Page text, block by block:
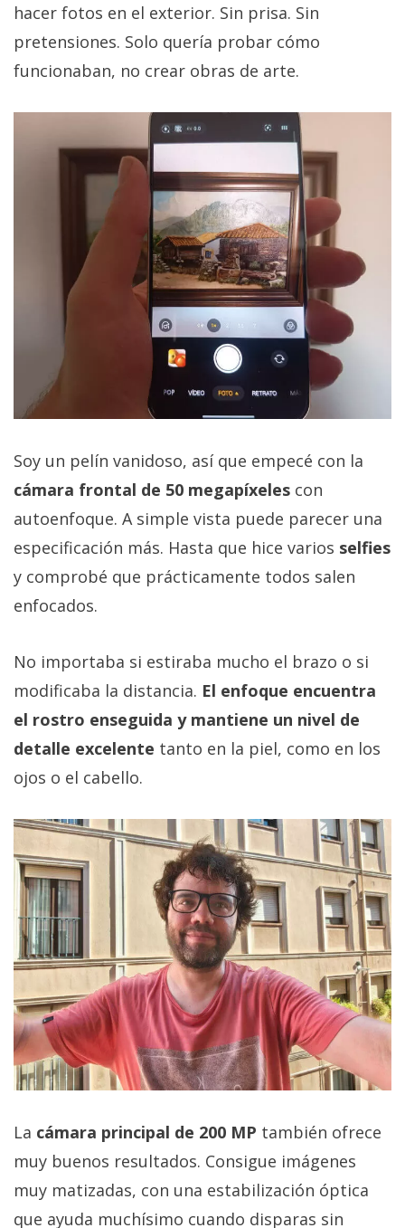
hacer fotos en el exterior. Sin prisa. Sin
pretensiones. Solo quería probar cómo
funcionaban, no crear obras de arte.
Soy un pelín vanidoso, así que empecé con la
cámara frontal de 50 megapíxeles con
autoenfoque. A simple vista puede parecer una
especificación más. Hasta que hice varios selfies
y comprobé que prácticamente todos salen
enfocados.
No importaba si estiraba mucho el brazo o si
modificaba la distancia. El enfoque encuentra
el rostro enseguida y mantiene un nivel de
detalle excelente tanto en la piel, como en los
ojos o el cabello.
La cámara principal de 200 MP también ofrece
muy buenos resultados. Consigue imágenes
muy matizadas, con una estabilización óptica
que ayuda muchísimo cuando disparas sin